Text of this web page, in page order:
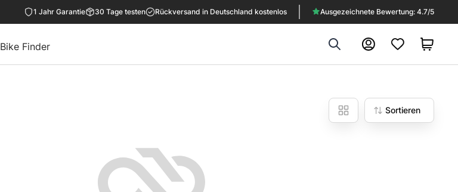
1 Jahr Garantie 30 Tage testen Rückversand in Deutschland kostenlos Ausgezeichnete Bewertung: 4.7/5
Bike Finder Search Konto
Sortieren